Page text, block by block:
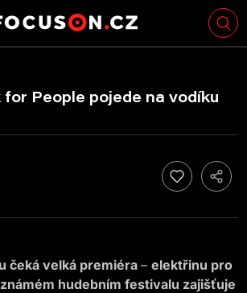
People pojede na vodíku
čeká velká premiéra–elektřinu pro
hudebním festivalu zajišťuje